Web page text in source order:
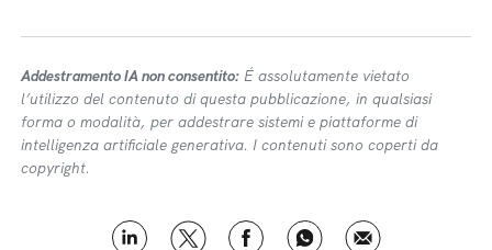
Addestramento IA non consentito: É assolutamente vietato
l’utilizzo del contenuto di questa pubblicazione, in qualsiasi
forma o modalità, per addestrare sistemi e piattaforme di
intelligenza artificiale generativa. I contenuti sono coperti da
copyright.